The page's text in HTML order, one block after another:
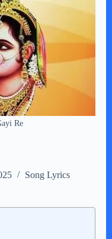
Re
Song Lyrics